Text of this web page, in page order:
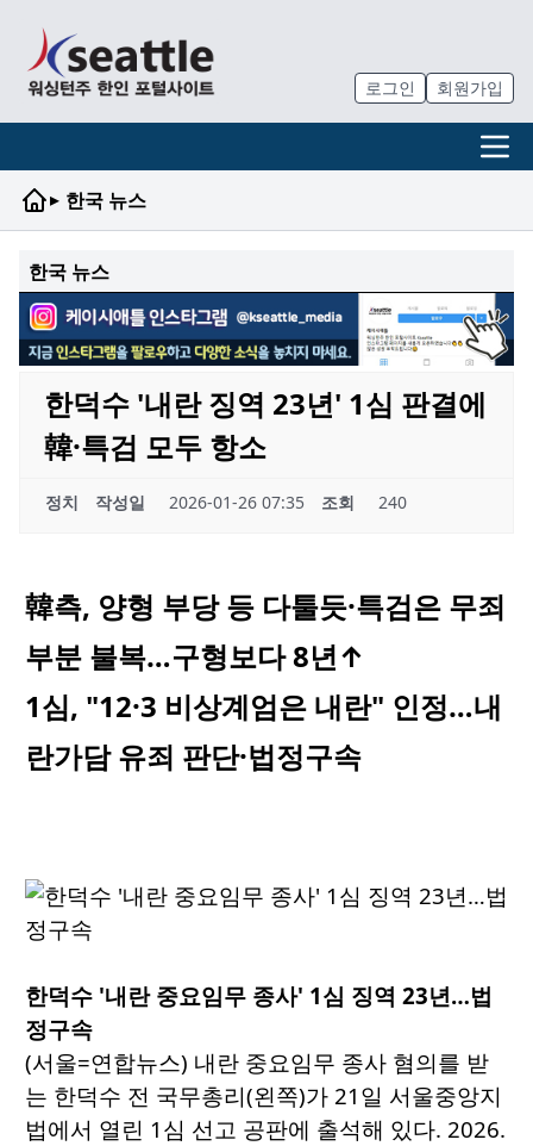
로그인 회원가입
▸ 한국 뉴스
한국 뉴스
한덕수 '내란 징역 23년' 1심 판결에
韓·특검 모두 항소
정치 작성일 2026-01-26 07:35 조회 240
韓측, 양형 부당 등 다툴듯·특검은 무죄
부분 불복…구형보다 8년↑
1심, "12·3 비상계엄은 내란" 인정…내
란가담 유죄 판단·법정구속
한덕수 '내란 중요임무 종사' 1심 징역 23년…법
정구속
(서울=연합뉴스) 내란 중요임무 종사 혐의를 받
는 한덕수 전 국무총리(왼쪽)가 21일 서울중앙지
법에서 열린 1심 선고 공판에 출석해 있다. 2026.